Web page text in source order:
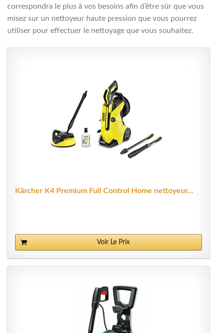
correspondra le plus à vos besoins afin d’être sûr que vous
misez sur un nettoyeur haute pression que vous pourrez
utiliser pour effectuer le nettoyage que vous souhaitez.
Kärcher K4 Premium Full Control Home nettoyeur...
Voir Le Prix